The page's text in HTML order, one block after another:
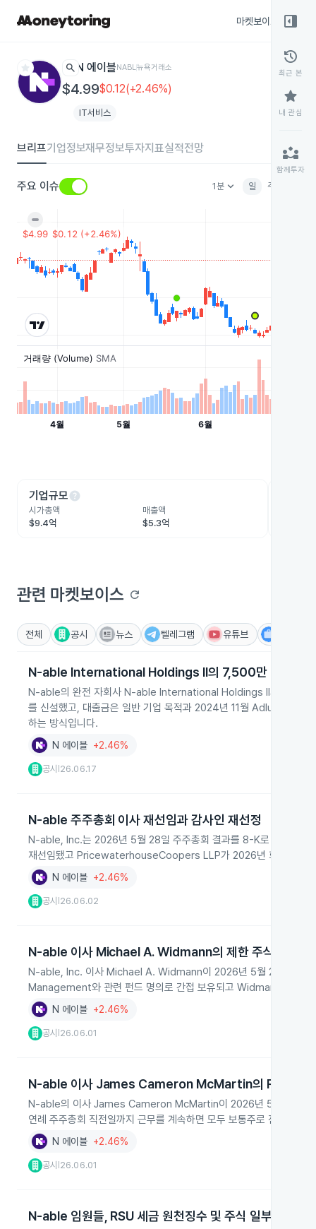
마켓보이스
star search N 에이블NABL뉴욕거래소
$4.99$0.12(+2.46%)
IT서비스
브리프기업정보재무정보투자지표실적전망
주요 이슈 1분keyboard_arrow_down 일 주
기업규모help
시가총액
$9.4억
매출액
$5.3억
관련 마켓보이스 refresh
전체 공시 뉴스 텔레그램 유튜브
N‑able International Holdings II의 7,500만 달러
N‑able의 완전 자회사 N‑able International Holdings II가 2026
를 신설했고, 대출금은 일반 기업 목적과 2024년 11월 Adlumin 인수
하는 방식입니다.
N 에이블 +2.46%
공시 26.06.17
N-able 주주총회 이사 재선임과 감사인 재선정
N-able, Inc.는 2026년 5월 28일 주주총회 결과를 8-K로 제출했
재선임됐고 PricewaterhouseCoopers LLP가 2026년 회계연도 외
N 에이블 +2.46%
공시 26.06.02
N-able 이사 Michael A. Widmann의 제한 주식 단위 부
N-able, Inc. 이사 Michael A. Widmann이 2026년 5월 28일자로
Management와 관련 펀드 명의로 간접 보유되고 Widmann 본인은
N 에이블 +2.46%
공시 26.06.01
N-able 이사 James Cameron McMartin의 RSU 수령
N-able의 이사 James Cameron McMartin이 2026년 5월 28일 비
연례 주주총회 직전일까지 근무를 계속하면 모두 보통주로 전환되며
N 에이블 +2.46%
공시 26.06.01
N-able 임원들, RSU 세금 원천징수 및 주식 일부 매도
right_panel_open
history
최근 본
star
내 관심
partner_exchange
함께투자